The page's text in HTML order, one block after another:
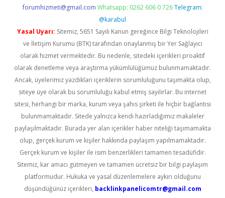
forumhizmeti@gmail.com Whatsapp: 0262 606 0 726 Telegram:
@karabul
Yasal Uyarı: Sitemiz, 5651 Sayılı Kanun gereğince Bilgi Teknolojileri
ve İletişim Kurumu (BTK) tarafından onaylanmış bir Yer Sağlayıcı
olarak hizmet vermektedir. Bu nedenle, sitedeki içerikleri proaktif
olarak denetleme veya araştırma yükümlülüğümüz bulunmamaktadır.
Ancak, üyelerimiz yazdıkları içeriklerin sorumluluğunu taşımakta olup,
siteye üye olarak bu sorumluluğu kabul etmiş sayılırlar. Bu internet
sitesi, herhangi bir marka, kurum veya şahıs şirketi ile hiçbir bağlantısı
bulunmamaktadır. Sitede yalnızca kendi hazırladığımız makaleler
paylaşılmaktadır. Burada yer alan içerikler haber niteliği taşımamakta
olup, gerçek kurum ve kişiler hakkında paylaşım yapılmamaktadır.
Gerçek kurum ve kişiler ile isim benzerlikleri tamamen tesadüfidir.
Sitemiz, kar amacı gütmeyen ve tamamen ücretsiz bir bilgi paylaşım
platformudur. Hukuka ve yasal düzenlemelere aykırı olduğunu
düşündüğünüz içerikleri, backlinkpanelicomtr@gmail.com